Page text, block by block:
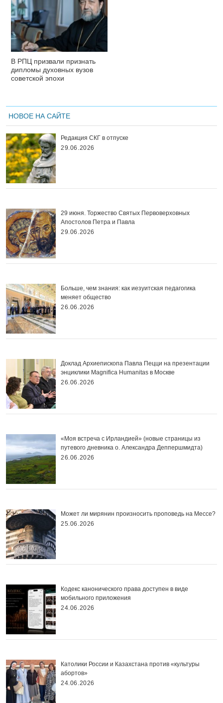
В РПЦ призвали признать
дипломы духовных вузов
советской эпохи
НОВОЕ НА САЙТЕ
Редакция СКГ в отпуске
29.06.2026
29 июня. Торжество Святых Первоверховных
Апостолов Петра и Павла
29.06.2026
Больше, чем знания: как иезуитская педагогика
меняет общество
26.06.2026
Доклад Архиепископа Павла Пецци на презентации
энциклики Magnifica Нumanitas в Москве
26.06.2026
«Моя встреча с Ирландией» (новые страницы из
путевого дневника о. Александра Деппершмидта)
26.06.2026
Может ли мирянин произносить проповедь на Мессе?
25.06.2026
Кодекс канонического права доступен в виде
мобильного приложения
24.06.2026
Католики России и Казахстана против «культуры
абортов»
24.06.2026